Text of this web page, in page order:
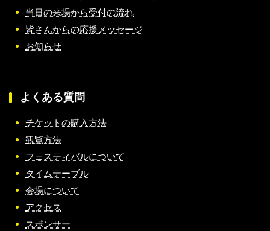
当日の来場から受付の流れ
皆さんからの応援メッセージ
お知らせ
よくある質問
チケットの購入方法
観覧方法
フェスティバルについて
タイムテーブル
会場について
アクセス
スポンサー